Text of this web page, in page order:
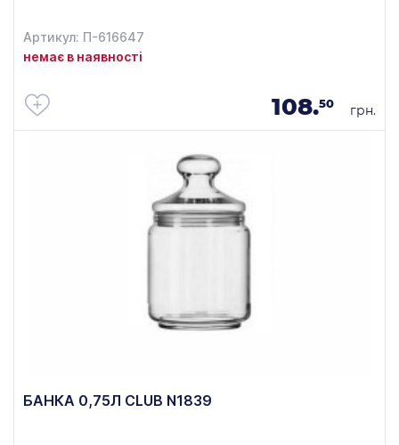
Артикул: П-616647
немає в наявності
108.50 грн.
БАНКА 0,75Л CLUB N1839